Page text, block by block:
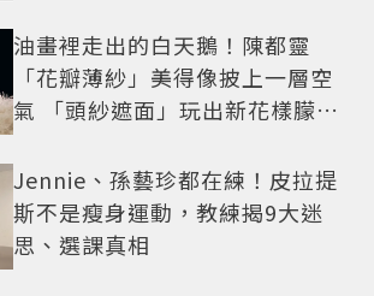
油畫裡走出的白天鵝！陳都靈
「花瓣薄紗」美得像披上一層空
氣 「頭紗遮面」玩出新花樣朦朧
Jennie、孫藝珍都在練！皮拉提
斯不是瘦身運動，教練揭9大迷
思、選課真相